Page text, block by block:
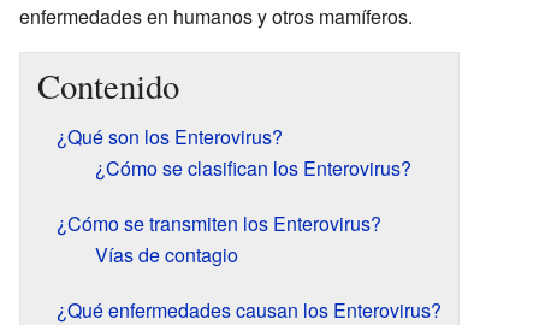
enfermedades en humanos y otros mamíferos.
Contenido
¿Qué son los Enterovirus?
¿Cómo se clasifican los Enterovirus?
¿Cómo se transmiten los Enterovirus?
Vías de contagio
¿Qué enfermedades causan los Enterovirus?